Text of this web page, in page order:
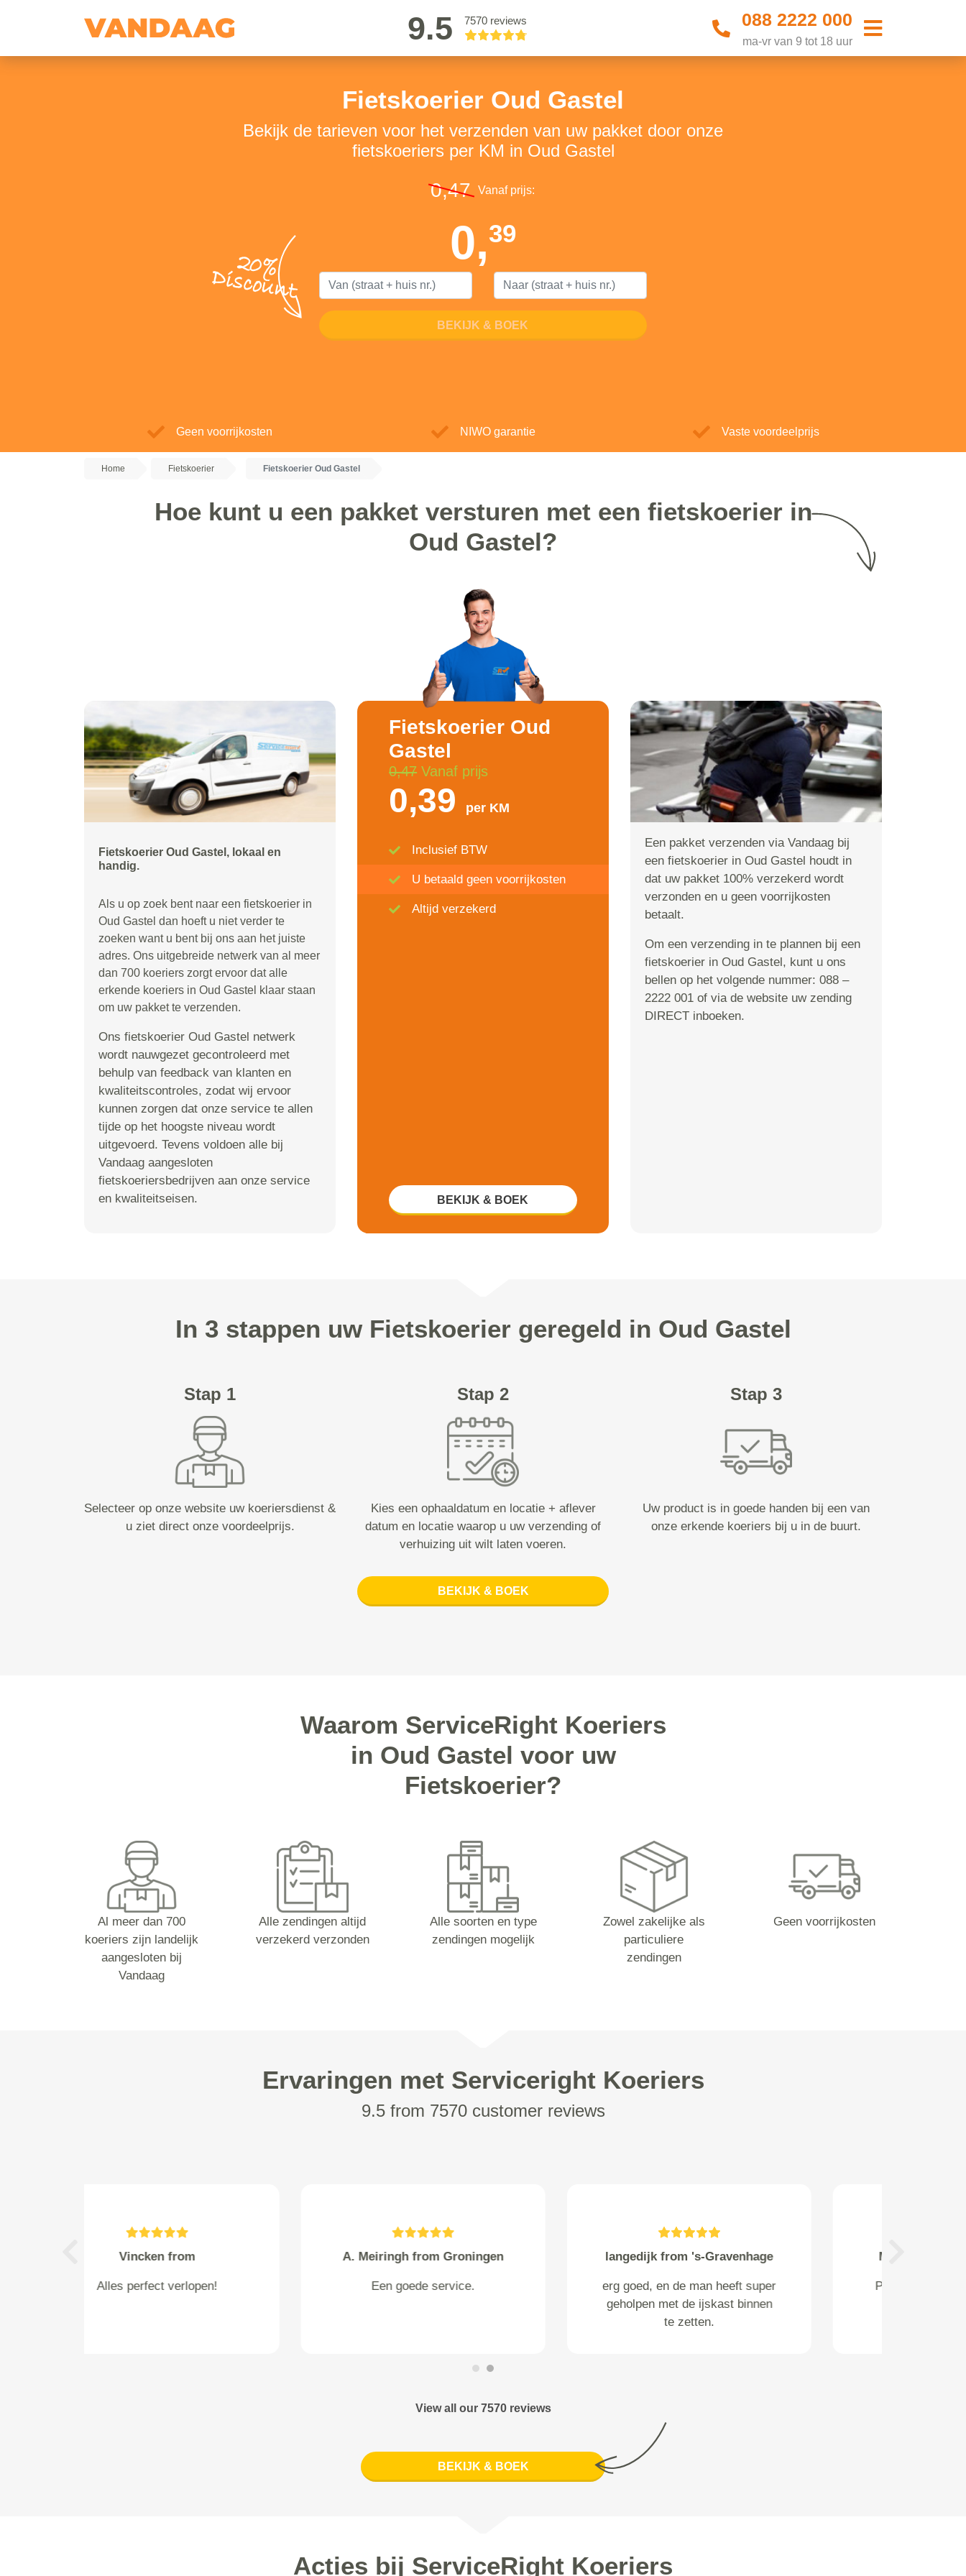
9.5 7570 reviews 088 2222 000
ma-vr van 9 tot 18 uur
Fietskoerier Oud Gastel
Bekijk de tarieven voor het verzenden van uw pakket door onze
fietskoeriers per KM in Oud Gastel
20%
Discount
0,47 Vanaf prijs:
0,39
BEKIJK & BOEK
Geen voorrijkosten NIWO garantie Vaste voordeelprijs
Home Fietskoerier Fietskoerier Oud Gastel
Hoe kunt u een pakket versturen met een fietskoerier in
Oud Gastel?
Fietskoerier Oud Gastel, lokaal en
handig.
Als u op zoek bent naar een fietskoerier in
Oud Gastel dan hoeft u niet verder te
zoeken want u bent bij ons aan het juiste
adres. Ons uitgebreide netwerk van al meer
dan 700 koeriers zorgt ervoor dat alle
erkende koeriers in Oud Gastel klaar staan
om uw pakket te verzenden.
Ons fietskoerier Oud Gastel netwerk
wordt nauwgezet gecontroleerd met
behulp van feedback van klanten en
kwaliteitscontroles, zodat wij ervoor
kunnen zorgen dat onze service te allen
tijde op het hoogste niveau wordt
uitgevoerd. Tevens voldoen alle bij
Vandaag aangesloten
fietskoeriersbedrijven aan onze service
en kwaliteitseisen.
Fietskoerier Oud
Gastel
0,47 Vanaf prijs
0,39 per KM
Inclusief BTW
U betaald geen voorrijkosten
Altijd verzekerd
BEKIJK & BOEK
Een pakket verzenden via Vandaag bij
een fietskoerier in Oud Gastel houdt in
dat uw pakket 100% verzekerd wordt
verzonden en u geen voorrijkosten
betaalt.
Om een verzending in te plannen bij een
fietskoerier in Oud Gastel, kunt u ons
bellen op het volgende nummer: 088 –
2222 001 of via de website uw zending
DIRECT inboeken.
In 3 stappen uw Fietskoerier geregeld in Oud Gastel
Stap 1
Selecteer op onze website uw koeriersdienst &
u ziet direct onze voordeelprijs.
Stap 2
Kies een ophaaldatum en locatie + aflever
datum en locatie waarop u uw verzending of
verhuizing uit wilt laten voeren.
Stap 3
Uw product is in goede handen bij een van
onze erkende koeriers bij u in de buurt.
BEKIJK & BOEK
Waarom ServiceRight Koeriers
in Oud Gastel voor uw
Fietskoerier?
Al meer dan 700
koeriers zijn landelijk
aangesloten bij
Vandaag
Alle zendingen altijd
verzekerd verzonden
Alle soorten en type
zendingen mogelijk
Zowel zakelijke als
particuliere
zendingen
Geen voorrijkosten
Ervaringen met Serviceright Koeriers
9.5 from 7570 customer reviews
langedijk from 's-Gravenhage
erg goed, en de man heeft super
M. Withaar from Beverwijk
Prima service en goed op tijd.
B.C. Reedijk from s-
TOP!
View all our 7570 reviews
BEKIJK & BOEK
Acties bij ServiceRight Koeriers